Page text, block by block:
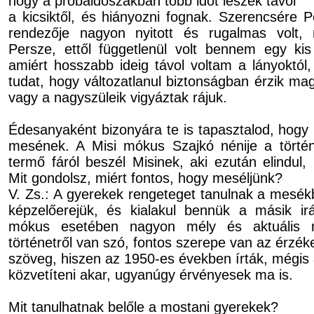
a kicsiktől, és hiányozni fog­nak. Szerencsére
rendezője nagyon nyitott és rugalmas volt,
Persze, ettől függetlenül volt ben­nem egy kis
amiért hosszabb ideig távol voltam a
tudat, hogy változatlanul biztonságban érzik
vagy a nagyszüleik vigyáztak rájuk.
Édesanyaként bizonyára te is tapasztalod,
mesének. A Misi mókus Szajkó nénije a
termő fáról beszél Misinek, aki ezután elindul,
Mit gondolsz, miért fontos, hogy meséljünk?
V. Zs.: A gyerekek rengeteget tanulnak a
képzelőerejük, és kialakul bennük a másik
mókus esetében nagyon mély és aktuális
történetről van szó, fontos szerepe van az
szöveg, hiszen az 1950-es években írták,
közvetíteni akar, ugyanúgy érvényesek ma is.
Mit tanulhatnak belőle a mostani gyerekek?